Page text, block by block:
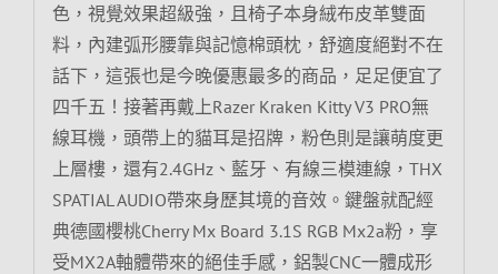
色，視覺效果超級強，且椅子本身絨布皮革雙面
料，內建弧形腰靠與記憶棉頭枕，舒適度絕對不在
話下，這張也是今晚優惠最多的商品，足足便宜了
四千五！接著再戴上Razer Kraken Kitty V3 PRO無
線耳機，頭帶上的貓耳是招牌，粉色則是讓萌度更
上層樓，還有2.4GHz、藍牙、有線三模連線，THX
SPATIAL AUDIO帶來身歷其境的音效。鍵盤就配經
典德國櫻桃Cherry Mx Board 3.1S RGB Mx2a粉，享
受MX2A軸體帶來的絕佳手感，鋁製CNC一體成形